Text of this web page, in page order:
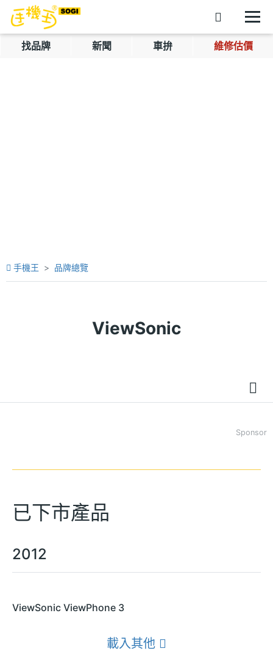
找品牌 新聞 車拚 維修估價
手機王 品牌總覽
ViewSonic
Sponsor
已下市產品
2012
ViewSonic ViewPhone 3
載入其他